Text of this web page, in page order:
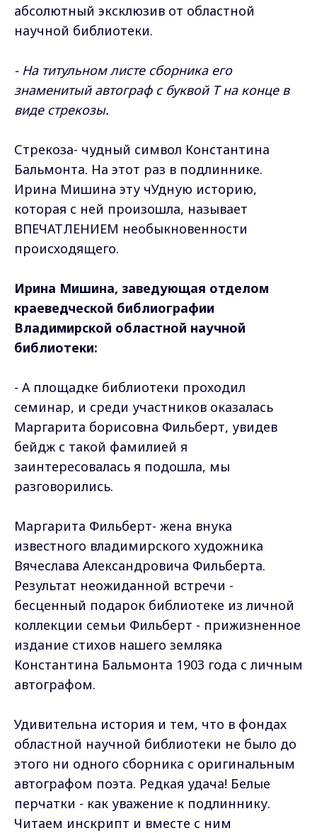
абсолютный эксклюзив от областной
научной библиотеки.
- На титульном листе сборника его
знаменитый автограф с буквой Т на конце в
виде стрекозы.
Стрекоза- чудный символ Константина
Бальмонта. На этот раз в подлиннике.
Ирина Мишина эту чУдную историю,
которая с ней произошла, называет
ВПЕЧАТЛЕНИЕМ необыкновенности
происходящего.
Ирина Мишина, заведующая отделом
краеведческой библиографии
Владимирской областной научной
библиотеки:
- А площадке библиотеки проходил
семинар, и среди участников оказалась
Маргарита борисовна Фильберт, увидев
бейдж с такой фамилией я
заинтересовалась я подошла, мы
разговорились.
Маргарита Фильберт- жена внука
известного владимирского художника
Вячеслава Александровича Фильберта.
Результат неожиданной встречи -
бесценный подарок библиотеке из личной
коллекции семьи Фильберт - прижизненное
издание стихов нашего земляка
Константина Бальмонта 1903 года с личным
автографом.
Удивительна история и тем, что в фондах
областной научной библиотеки не было до
этого ни одного сборника с оригинальным
автографом поэта. Редкая удача! Белые
перчатки - как уважение к подлиннику.
Читаем инскрипт и вместе с ним